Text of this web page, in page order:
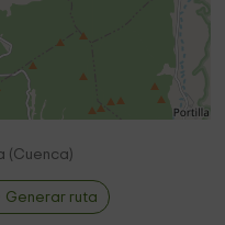
(Cuenca)
Generar ruta